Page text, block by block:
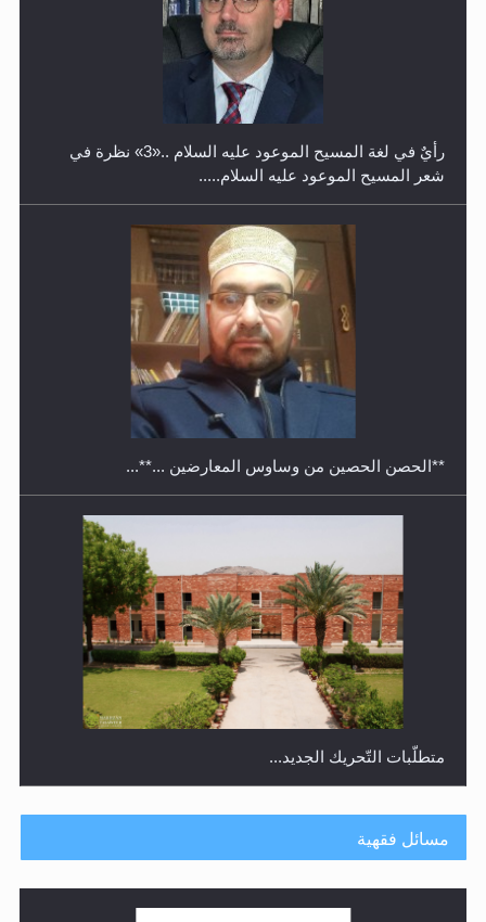
حفل توزيع الشهادات في الجامعة الأحمدية بنيجيريا لعام
معرض القرآن الكريم لمدة ثلاثين يوما في مكتبة مدينة
ريهيماكي في فنلند
رأيٌ في لغة المسيح الموعود عليه السلام ..«3» نظرة في
شعر المسيح الموعود عليه السلام.....
**الحصن الحصين من وساوس المعارضين ...**...
متطلَّبات التّحريك الجديد...
مسائل فقهية